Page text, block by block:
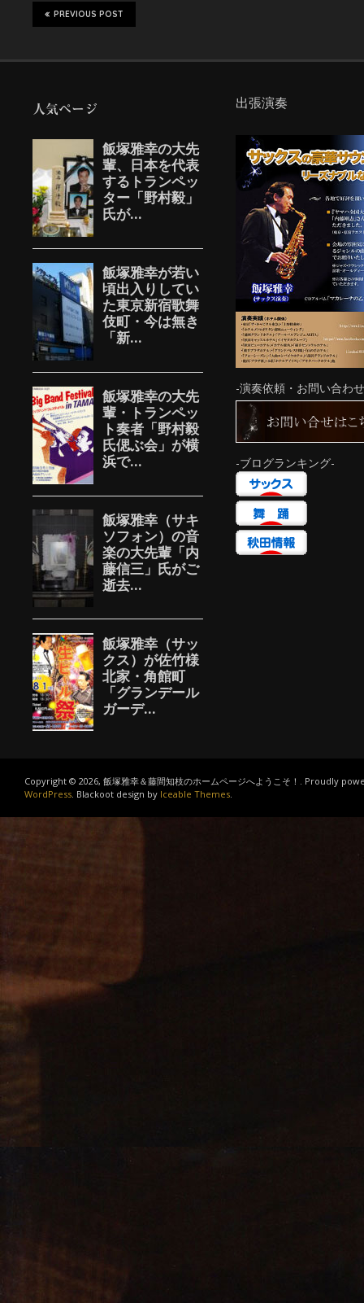
PREVIOUS POST
人気ページ 出張演奏
-演奏依頼・お問い合わ
-ブログランキング-
Copyright © 2026, 飯塚雅幸＆藤間知枝のホームページへようこそ！. Proudly
WordPress. Blackoot design by Iceable Themes.